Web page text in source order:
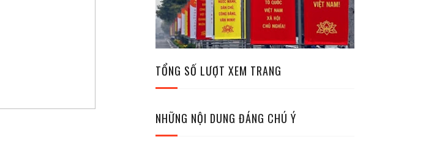
TỔNG SỐ LƯỢT XEM TRANG
NHỮNG NỘI DUNG ĐÁNG CHÚ Ý